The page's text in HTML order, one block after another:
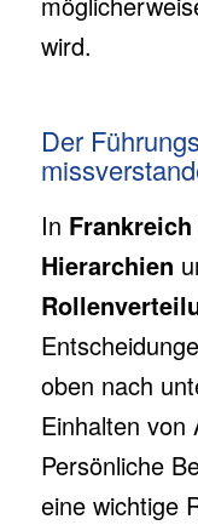
wird.
Der
In Frankreich
Hierarchien
oben nach
Einhalten von
Persönliche
eine wichtige